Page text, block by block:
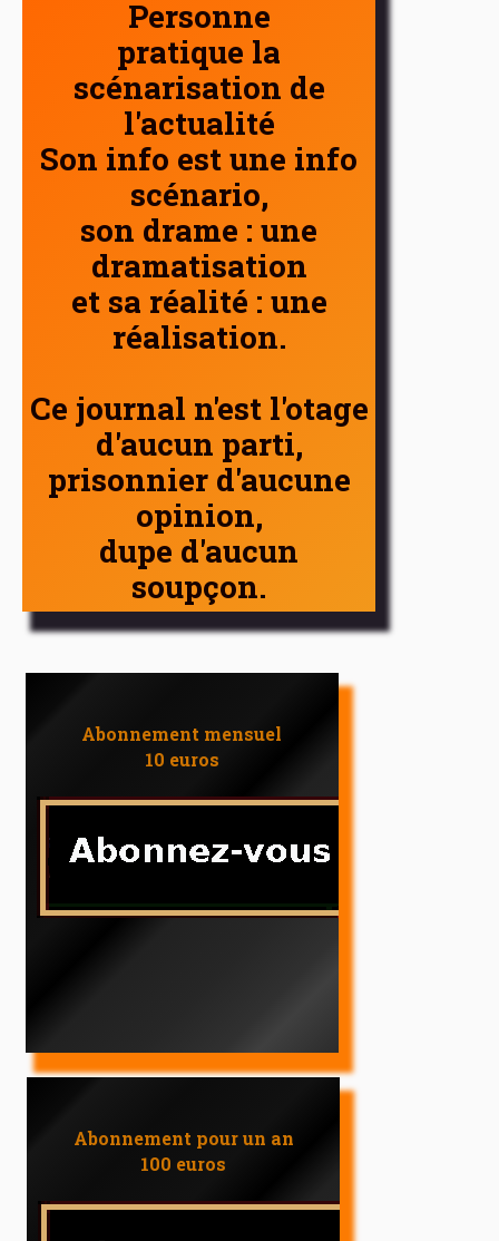
Personne
pratique la
scénarisation de
l'actualité
Son info est une info
scénario,
son drame : une
dramatisation
et sa réalité : une
réalisation.
Ce journal n'est l'otage
d'aucun parti,
prisonnier d'aucune
opinion,
dupe d'aucun
soupçon.
Abonnement mensuel
10 euros
Abonnement pour un an
100 euros